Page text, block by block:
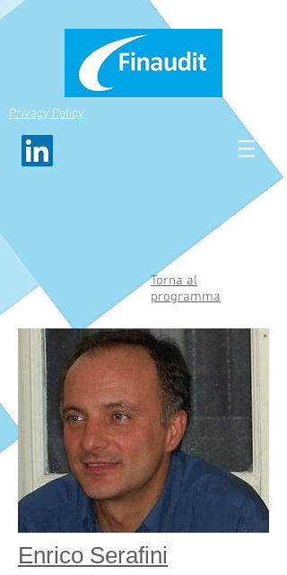
Privacy Policy
Torna al
programma
Enrico Serafini